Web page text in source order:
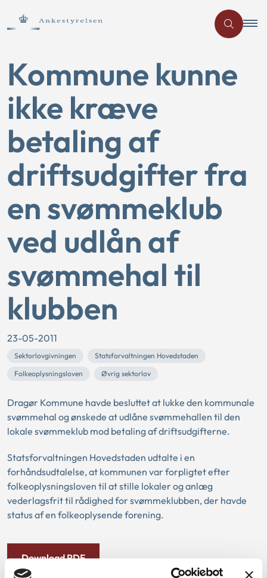
Kommune kunne
ikke kræve
betaling af
driftsudgifter fra
en svømmeklub
ved udlån af
svømmehal til
klubben
23-05-2011
Sektorlovgivningen
Statsforvaltningen Hovedstaden
Folkeoplysningsloven
Øvrig sektorlov
Dragør Kommune havde besluttet at lukke den kommunale
svømmehal og ønskede at udlåne svømmehallen til den
lokale svømmeklub mod betaling af driftsudgifterne.
Statsforvaltningen Hovedstaden udtalte i en
forhåndsudtalelse, at kommunen var forpligtet efter
folkeoplysningsloven til at stille lokaler og anlæg
vederlagsfrit til rådighed for svømmeklubben, der havde
status af en folkeoplysende forening.
Download PDF